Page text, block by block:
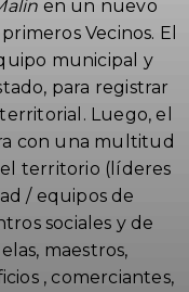
en un nuevo
Vecinos. El
municipal y
para registrar
Luego, el
con una multitud
territorio (líderes
/ equipos de
sociales y de
maestros,
, comerciantes,